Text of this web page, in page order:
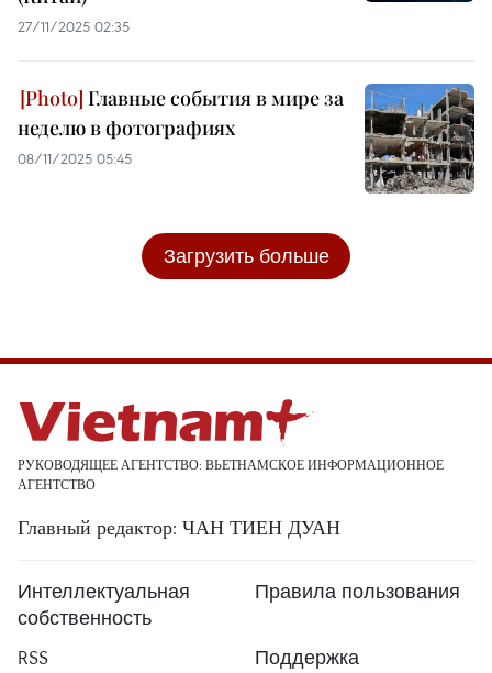
27/11/2025 02:35
Главные события в мире за
неделю в фотографиях
08/11/2025 05:45
Загрузить больше
РУКОВОДЯЩЕЕ АГЕНТСТВО: ВЬЕТНАМСКОЕ ИНФОРМАЦИОННОЕ
АГЕНТСТВО
Главный редактор: ЧАН ТИЕН ДУАН
Интеллектуальная
собственность
Правила пользования
RSS Поддержка